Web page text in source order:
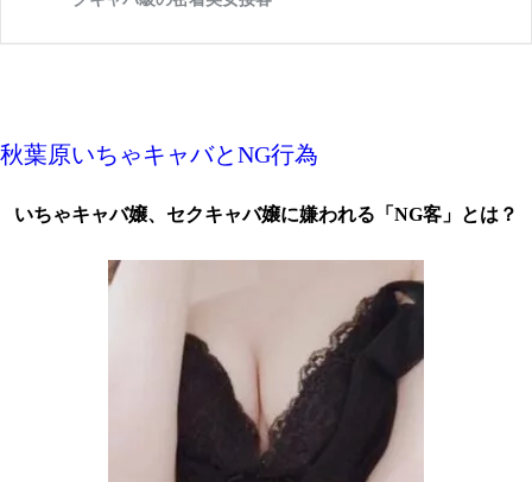
秋葉原いちゃキャバとNG行為
いちゃキャバ嬢、セクキャバ嬢に嫌われる「NG客」とは？